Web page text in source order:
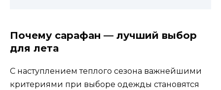
Почему сарафан — лучший выбор
для лета
С наступлением теплого сезона важнейшими
критериями при выборе одежды становятся